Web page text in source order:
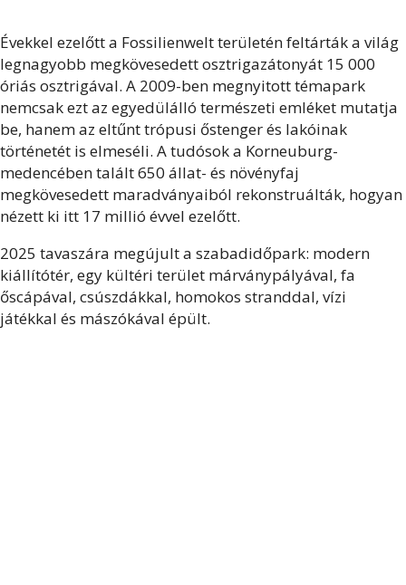
Évekkel ezelőtt a Fossilienwelt területén feltárták a világ
legnagyobb megkövesedett osztrigazátonyát 15 000
óriás osztrigával. A 2009-ben megnyitott témapark
nemcsak ezt az egyedülálló természeti emléket mutatja
be, hanem az eltűnt trópusi őstenger és lakóinak
történetét is elmeséli. A tudósok a Korneuburg-
medencében talált 650 állat- és növényfaj
megkövesedett maradványaiból rekonstruálták, hogyan
nézett ki itt 17 millió évvel ezelőtt.
2025 tavaszára megújult a szabadidőpark: modern
kiállítótér, egy kültéri terület márványpályával, fa
őscápával, csúszdákkal, homokos stranddal, vízi
játékkal és mászókával épült.